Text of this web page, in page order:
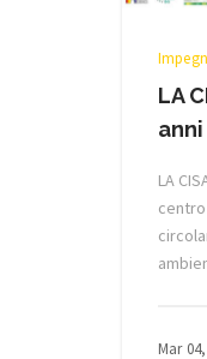
LA
LA
Mar